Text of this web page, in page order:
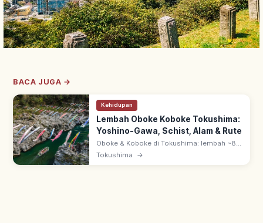
BACA JUGA →
Kehidupan
Lembah Oboke Koboke Tokushima:
Yoshino-Gawa, Schist, Alam & Rute
Oboke & Koboke di Tokushima: lembah ~8
km hasil erosi Yoshino-gawa di Pegunungan
Tokushima →